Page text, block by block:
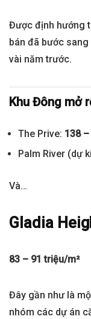
Được định hướng
bán đã bước
vài năm trước.
Khu Đông mở
The Prive: 138
Palm River (dự
Và…
Gladia
83 – 91 triệu/m²
Đây gần như là
nhóm các dự án